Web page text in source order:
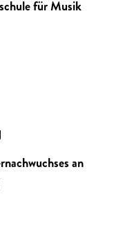
für Musik
an